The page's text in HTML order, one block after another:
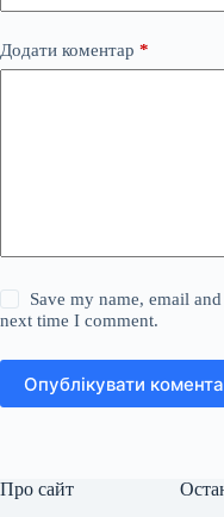
Додати коментар *
Save my name, email
next time I comment.
Опублікувати
Про сайт